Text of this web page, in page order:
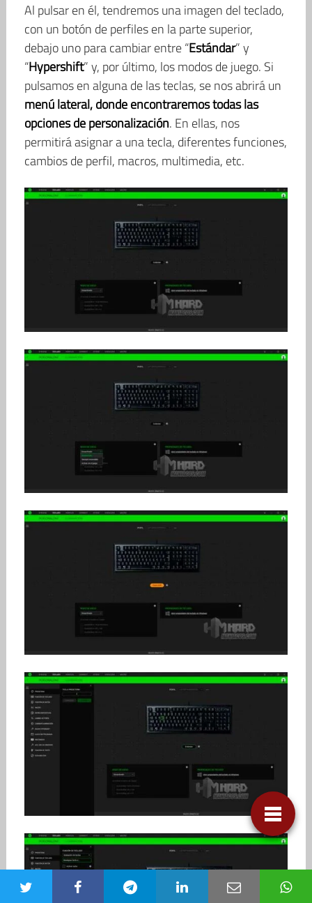
Al pulsar en él, tendremos una imagen del teclado,
con un botón de perfiles en la parte superior,
debajo uno para cambiar entre “Estándar” y
“Hypershift” y, por último, los modos de juego. Si
pulsamos en alguna de las teclas, se nos abrirá un
menú lateral, donde encontraremos todas las
opciones de personalización. En ellas, nos
permitirá asignar a una tecla, diferentes funciones,
cambios de perfil, macros, multimedia, etc.